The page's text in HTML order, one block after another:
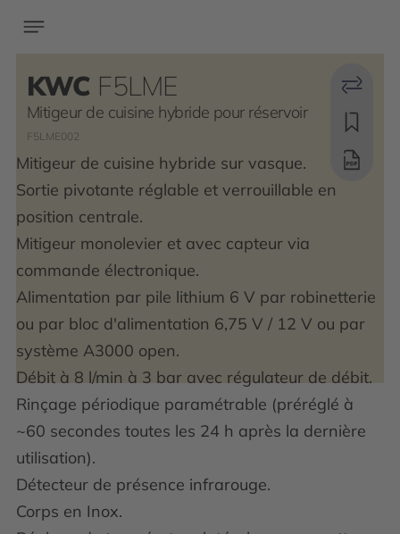
KWC F5LME
Mitigeur de cuisine hybride pour réservoir
F5LME002
Mitigeur de cuisine hybride sur vasque.
Sortie pivotante réglable et verrouillable en
position centrale.
Mitigeur monolevier et avec capteur via
commande électronique.
Alimentation par pile lithium 6 V par robinetterie
ou par bloc d'alimentation 6,75 V / 12 V ou par
système A3000 open.
Débit à 8 l/min à 3 bar avec régulateur de débit.
Rinçage périodique paramétrable (préréglé à
~60 secondes toutes les 24 h après la dernière
utilisation).
Détecteur de présence infrarouge.
Corps en Inox.